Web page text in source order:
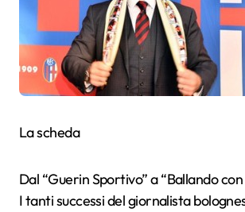
La scheda
Dal “Guerin Sportivo” a “Ballando con
I tanti successi del giornalista